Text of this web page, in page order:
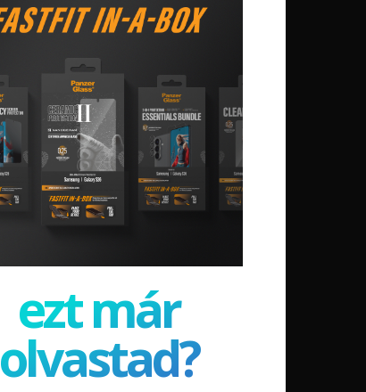
ezt már
olvastad?